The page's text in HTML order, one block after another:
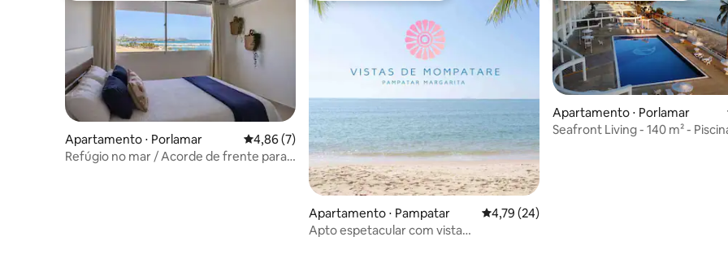
Apartamento ⋅ Porlamar 4,86 de uma avaliação média de 5, 7 avaliações
4,86 (7)
Refúgio no mar / Acorde de frente para
Apartamento ⋅ Pampatar 4,79 de uma avaliação média de 5, 24
4,79 (24)
Apto espetacular com vista
Apartamento ⋅ Porlamar
Seafront Living - 140 m² -